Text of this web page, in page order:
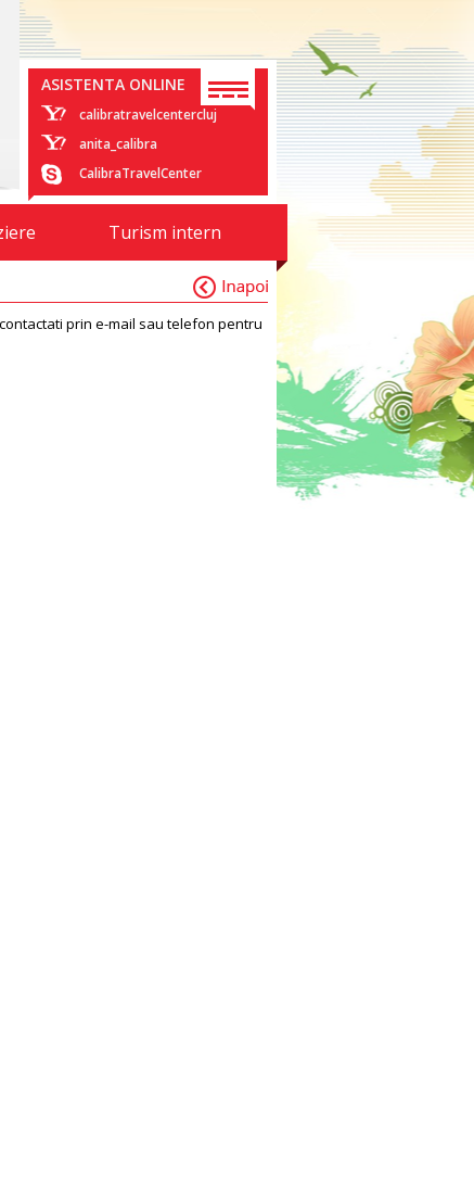
ASISTENTA ONLINE
calibratravelcentercluj
anita_calibra
CalibraTravelCenter
Turism intern
prin e-mail sau telefon pentru